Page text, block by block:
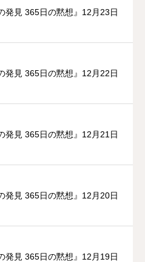
発見 365日の黙想』12月23日
発見 365日の黙想』12月22日
発見 365日の黙想』12月21日
発見 365日の黙想』12月20日
発見 365日の黙想』12月19日